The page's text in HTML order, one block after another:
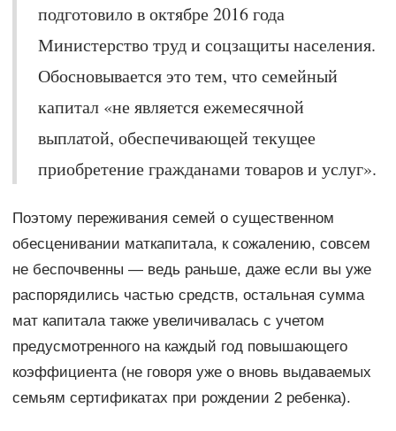
подготовило в октябре 2016 года
Министерство труд и соцзащиты населения.
Обосновывается это тем, что семейный
капитал «не является ежемесячной
выплатой, обеспечивающей текущее
приобретение гражданами товаров и услуг».
Поэтому переживания семей о существенном
обесценивании маткапитала, к сожалению, совсем
не беспочвенны — ведь раньше, даже если вы уже
распорядились частью средств, остальная сумма
мат капитала также увеличивалась с учетом
предусмотренного на каждый год повышающего
коэффициента (не говоря уже о вновь выдаваемых
семьям сертификатах при рождении 2 ребенка).